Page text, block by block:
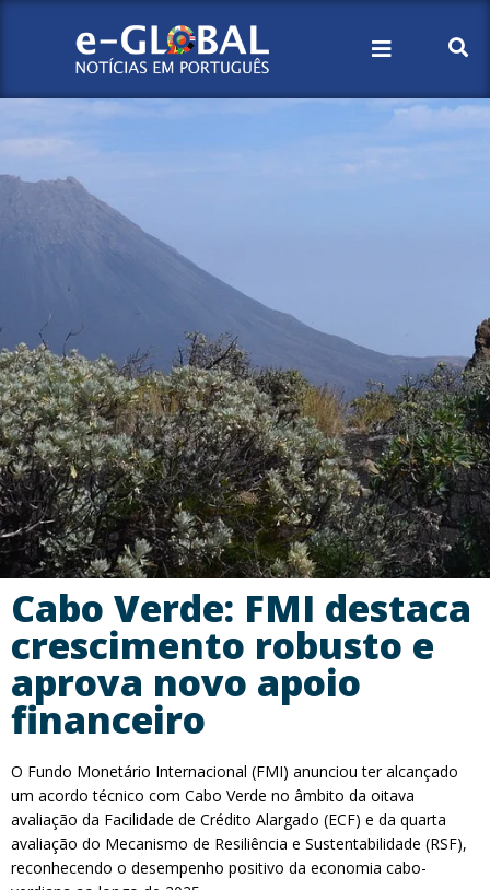
Cabo Verde: FMI destaca
crescimento robusto e
aprova novo apoio
financeiro
O Fundo Monetário Internacional (FMI) anunciou ter alcançado
um acordo técnico com Cabo Verde no âmbito da oitava
avaliação da Facilidade de Crédito Alargado (ECF) e da quarta
avaliação do Mecanismo de Resiliência e Sustentabilidade (RSF),
reconhecendo o desempenho positivo da economia cabo-